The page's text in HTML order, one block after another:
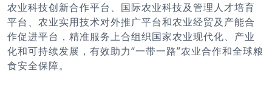
农业科技创新合作平台、国际农业科技及管理人才培育
平台、农业实用技术对外推广平台和农业经贸及产能合
作促进平台，精准服务上合组织国家农业现代化、产业
化和可持续发展，有效助力“一带一路”农业合作和全球粮
食安全保障。